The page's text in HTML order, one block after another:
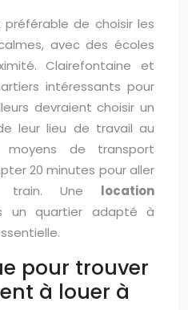
de choisir les
avec des écoles
Clairefontaine et
intéressants pour
devraient choisir un
leur lieu de travail au
moyens de transport
20 minutes pour aller
train. Une location
un quartier adapté à
pour trouver
à louer à